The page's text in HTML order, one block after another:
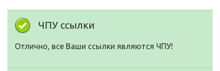
ЧПУ ссылки
Отлично, все Ваши ссылки являются ЧПУ!